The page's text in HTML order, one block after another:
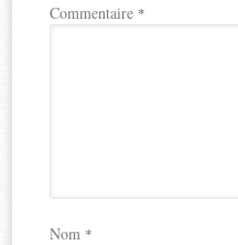
Commentaire *
Nom *